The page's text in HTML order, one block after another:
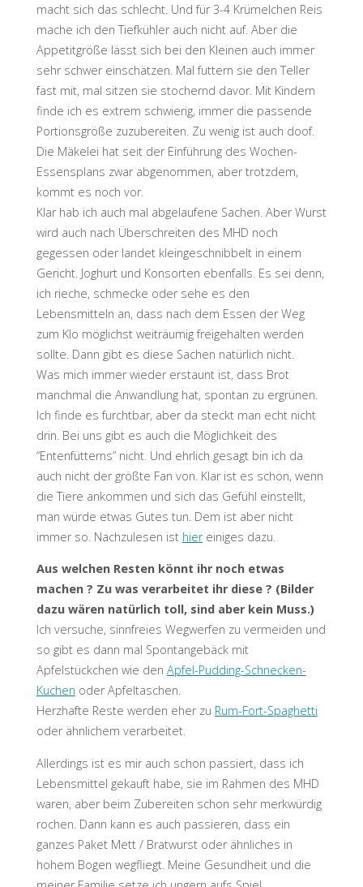
macht sich das schlecht. Und für 3-4 Krümelchen Reis
mache ich den Tiefkühler auch nicht auf. Aber die
Appetitgröße lässt sich bei den Kleinen auch immer
sehr schwer einschätzen. Mal futtern sie den Teller
fast mit, mal sitzen sie stochernd davor. Mit Kindern
finde ich es extrem schwierig, immer die passende
Portionsgröße zuzubereiten. Zu wenig ist auch doof.
Die Mäkelei hat seit der Einführung des Wochen-
Essensplans zwar abgenommen, aber trotzdem,
kommt es noch vor.
Klar hab ich auch mal abgelaufene Sachen. Aber Wurst
wird auch nach Überschreiten des MHD noch
gegessen oder landet kleingeschnibbelt in einem
Gericht. Joghurt und Konsorten ebenfalls. Es sei denn,
ich rieche, schmecke oder sehe es den
Lebensmitteln an, dass nach dem Essen der Weg
zum Klo möglichst weiträumig freigehalten werden
sollte. Dann gibt es diese Sachen natürlich nicht.
Was mich immer wieder erstaunt ist, dass Brot
manchmal die Anwandlung hat, spontan zu ergrünen.
Ich finde es furchtbar, aber da steckt man echt nicht
drin. Bei uns gibt es auch die Möglichkeit des
“Entenfütterns” nicht. Und ehrlich gesagt bin ich da
auch nicht der größte Fan von. Klar ist es schön, wenn
die Tiere ankommen und sich das Gefühl einstellt,
man würde etwas Gutes tun. Dem ist aber nicht
immer so. Nachzulesen ist hiereiniges dazu.
Aus welchen Resten könnt ihr noch etwas
machen ? Zu was verarbeitet ihr diese ? (Bilder
dazu wären natürlich toll, sind aber kein Muss.)
Ich versuche, sinnfreies Wegwerfen zu vermeiden und
so gibt es dann mal Spontangebäck mit
Apfelstückchen wie den Apfel-Pudding-Schnecken-
Kuchen oder Apfeltaschen.
Herzhafte Reste werden eher zu Rum-Fort-Spaghetti
oder ähnlichem verarbeitet.
Allerdings ist es mir auch schon passiert, dass ich
Lebensmittel gekauft habe, sie im Rahmen des MHD
waren, aber beim Zubereiten schon sehr merkwürdig
rochen. Dann kann es auch passieren, dass ein
ganzes Paket Mett / Bratwurst oder ähnliches in
hohem Bogen wegfliegt. Meine Gesundheit und die